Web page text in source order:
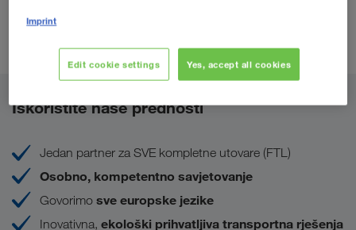
Iskoristite naše prednosti
Jedan partner za SVE kompletne utovare (FTL)
Osobno, kompetentno savjetovanje
Govorimo sve europske jezike
Inovativna, ekološki prihvatljiva transportna rješenja
Imprint
Edit cookie settings Yes, accept all cookies